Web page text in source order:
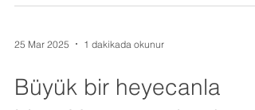
25 Mar 2025 1 dakikada okunur
Büyük bir heyecanla